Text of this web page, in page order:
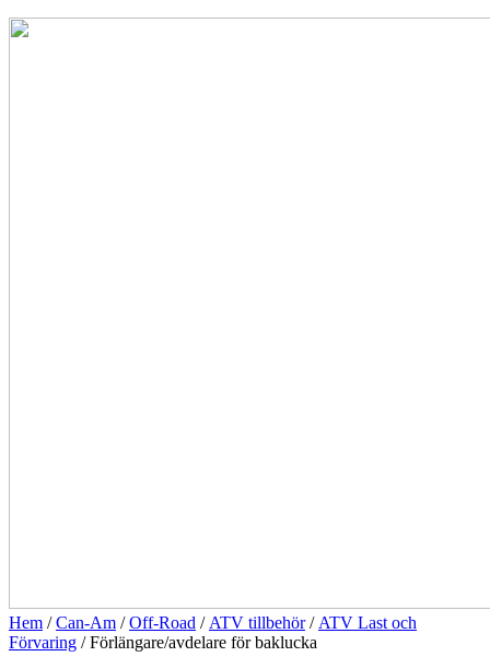
Hem /Can-Am /Off-Road / ATV tillbehör/ ATV Last och
Förvaring / Förlängare/avdelare för baklucka